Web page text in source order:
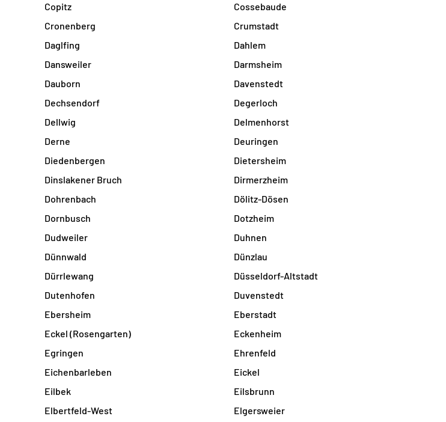
Copitz
Cossebaude
Cronenberg
Crumstadt
Daglfing
Dahlem
Dansweiler
Darmsheim
Dauborn
Davenstedt
Dechsendorf
Degerloch
Dellwig
Delmenhorst
Derne
Deuringen
Diedenbergen
Dietersheim
Dinslakener Bruch
Dirmerzheim
Dohrenbach
Dölitz-Dösen
Dornbusch
Dotzheim
Dudweiler
Duhnen
Dünnwald
Dünzlau
Dürrlewang
Düsseldorf-Altstadt
Dutenhofen
Duvenstedt
Ebersheim
Eberstadt
Eckel (Rosengarten)
Eckenheim
Egringen
Ehrenfeld
Eichenbarleben
Eickel
Eilbek
Eilsbrunn
Elbertfeld-West Elgersweier